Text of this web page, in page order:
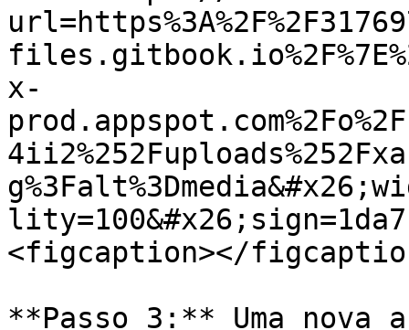
x-
<figcaption></
**Passo 3:** Uma nova